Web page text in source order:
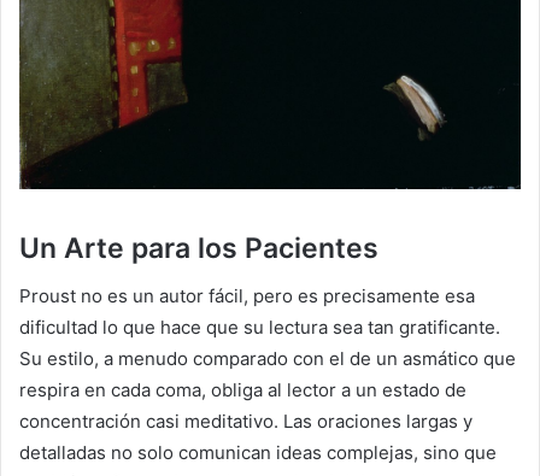
Un Arte para los Pacientes
Proust no es un autor fácil, pero es precisamente esa
dificultad lo que hace que su lectura sea tan gratificante.
Su estilo, a menudo comparado con el de un asmático que
respira en cada coma, obliga al lector a un estado de
concentración casi meditativo. Las oraciones largas y
detalladas no solo comunican ideas complejas, sino que